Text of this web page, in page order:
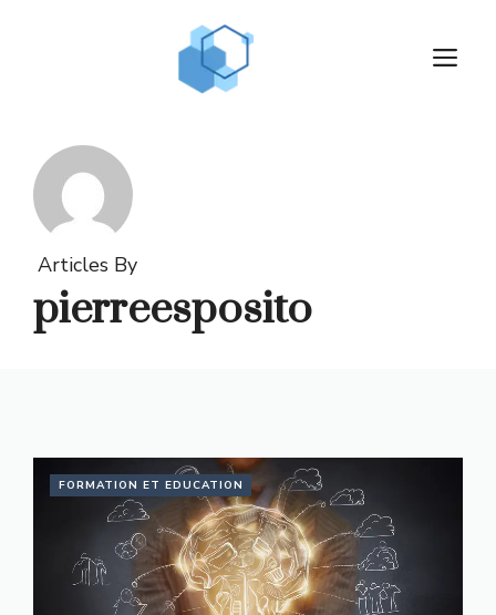
Articles By
pierreesposito
FORMATION ET EDUCATION